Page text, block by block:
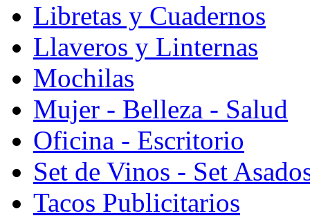
Libretas y Cuadernos
Llaveros y Linternas
Mochilas
Mujer - Belleza - Salud
Oficina - Escritorio
Set de Vinos - Set
Tacos Publicitarios